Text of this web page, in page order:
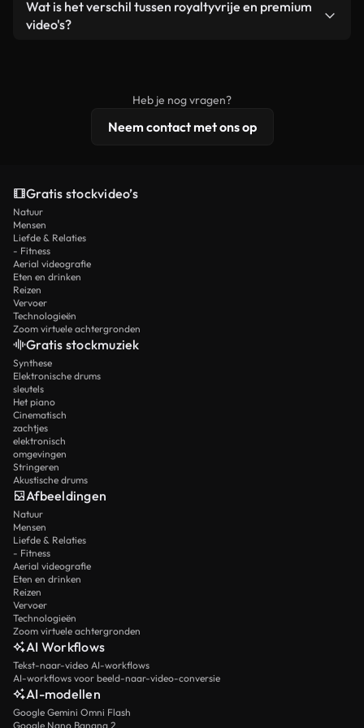
een losstaand product.
remixen. Zorg er wel voor dat het eindproduct
Wat is het verschil tussen royaltyvrije en premium
video's?
licentiebescherming omvat.
Heb je nog vragen?
Neem contact met ons op
Gratis stockvideo’s
Natuur
Mensen
Liefde & Relaties
- Fitness
Aerial videografie
Eten en drinken
Reizen
Vervoer
Technologieën
Zoom virtuele achtergronden
Gratis stockmuziek
Synthese
Elektronische drums
sleutels
Het piano
Cinematisch
zachtjes
elektronisch
omgevingen
Stringeren
Akustische drums
Afbeeldingen
Natuur
Mensen
Liefde & Relaties
- Fitness
Aerial videografie
Eten en drinken
Reizen
Vervoer
Technologieën
Zoom virtuele achtergronden
AI Workflows
Tekst-naar-video AI-workflows
AI-workflows voor beeld-naar-video-conversie
AI-modellen
Google Gemini Omni Flash
Google Nano Banana 2